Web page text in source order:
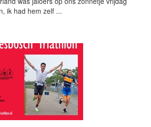
ik had hem zelf ...